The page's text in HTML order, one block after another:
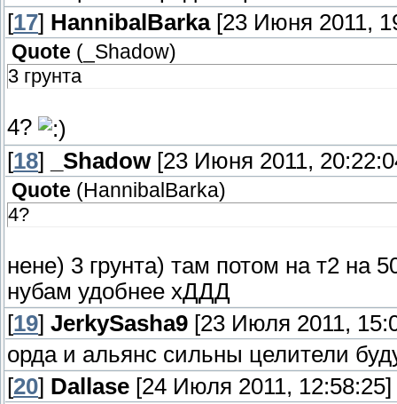
[17] HannibalBarka[23 Июня 2011,
Quote ( _Shadow)
3 грунта
4?
[18] _Shadow[23 Июня 2011,
Quote ( HannibalBarka)
4?
нене) 3 грунта) там потом на т2 на
нубам удобнее хДДД
[19] JerkySasha9 [23 Июля 2011,
орда и альянс сильны целители
[20] Dallase [24 Июля 2011, 12:58:25]